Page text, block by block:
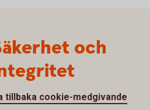
och
tillbaka cookie-medgivande